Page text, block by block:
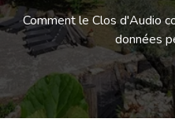
Comment le Clos d'Audio
données